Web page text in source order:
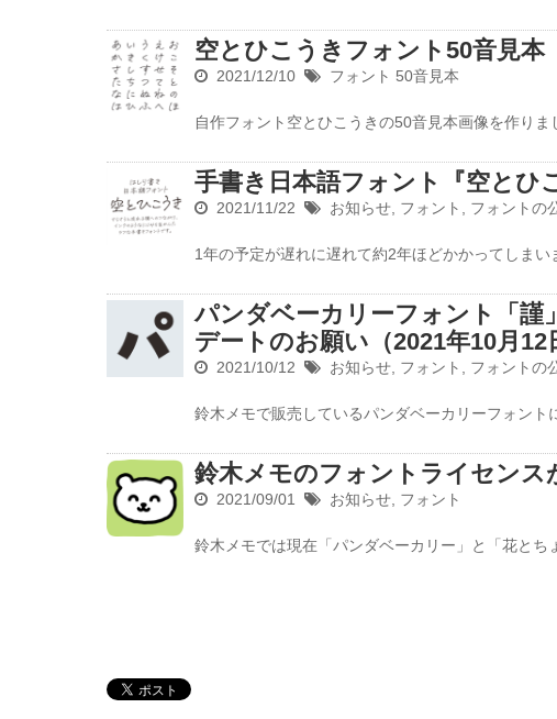
空とひこうきフォント50音見本
2021/12/10 フォント 50音見本
自作フォント空とひこうきの50音見本画像を作り
手書き日本語フォント『空とひ
2021/11/22 お知らせ フォント フォントの
1年の予定が遅れに遅れて約2年ほどかかってしま
パンダベーカリーフォント「謹
デートのお願い（2021年10月12
2021/10/12 お知らせ フォント フォントの
鈴木メモで販売しているパンダベーカリーフォント
鈴木メモのフォントライセンス
2021/09/01 お知らせ フォント
鈴木メモでは現在「パンダベーカリー」と「花とち